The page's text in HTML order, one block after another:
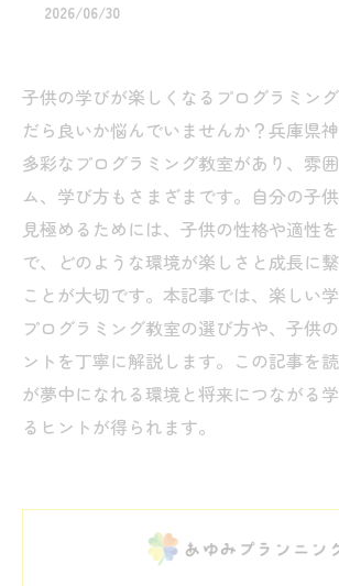
2026/06/30
子供の学びが楽しくなるプログラミン
だら良いか悩んでいませんか？兵庫県
多彩なプログラミング教室があり、雰
ム、学び方もさまざまです。自分の子
見極めるためには、子供の性格や適性
で、どのような環境が楽しさと成長に
ことが大切です。本記事では、楽しい
プログラミング教室の選び方や、子供
ントを丁寧に解説します。この記事を
が夢中になれる環境と将来につながる
るヒントが得られます。